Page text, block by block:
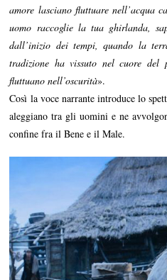
amore lasciano fluttuare nell’acqua
uomo raccoglie la tua ghirlanda,
dall’inizio dei tempi, quando la
tradizione ha vissuto nel cuore del
fluttuano nell’oscurità».
Così la voce narrante introduce lo
aleggiano tra gli uomini e ne
confine fra il Bene e il Male.